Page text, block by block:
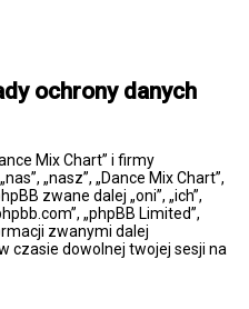
ochrony danych
Mix Chart” i firmy
„nasz”, „Dance Mix Chart”,
zwane dalej „oni”, „ich”,
„phpBB Limited”,
zwanymi dalej
czasie dowolnej twojej sesji na